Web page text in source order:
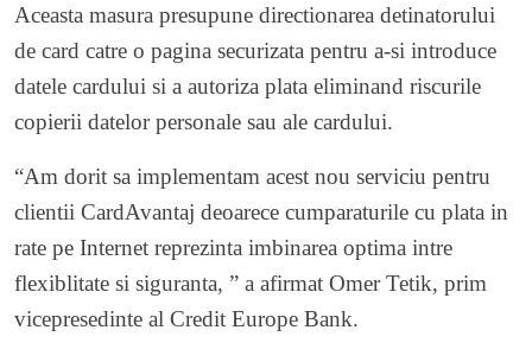
Aceasta masura presupune directionarea detinatorului
de card catre o pagina securizata pentru a-si introduce
datele cardului si a autoriza plata eliminand riscurile
copierii datelor personale sau ale cardului.
“Am dorit sa implementam acest nou serviciu pentru
clientii CardAvantaj deoarece cumparaturile cu plata in
rate pe Internet reprezinta imbinarea optima intre
flexiblitate si siguranta, ” a afirmat Omer Tetik, prim
vicepresedinte al Credit Europe Bank.